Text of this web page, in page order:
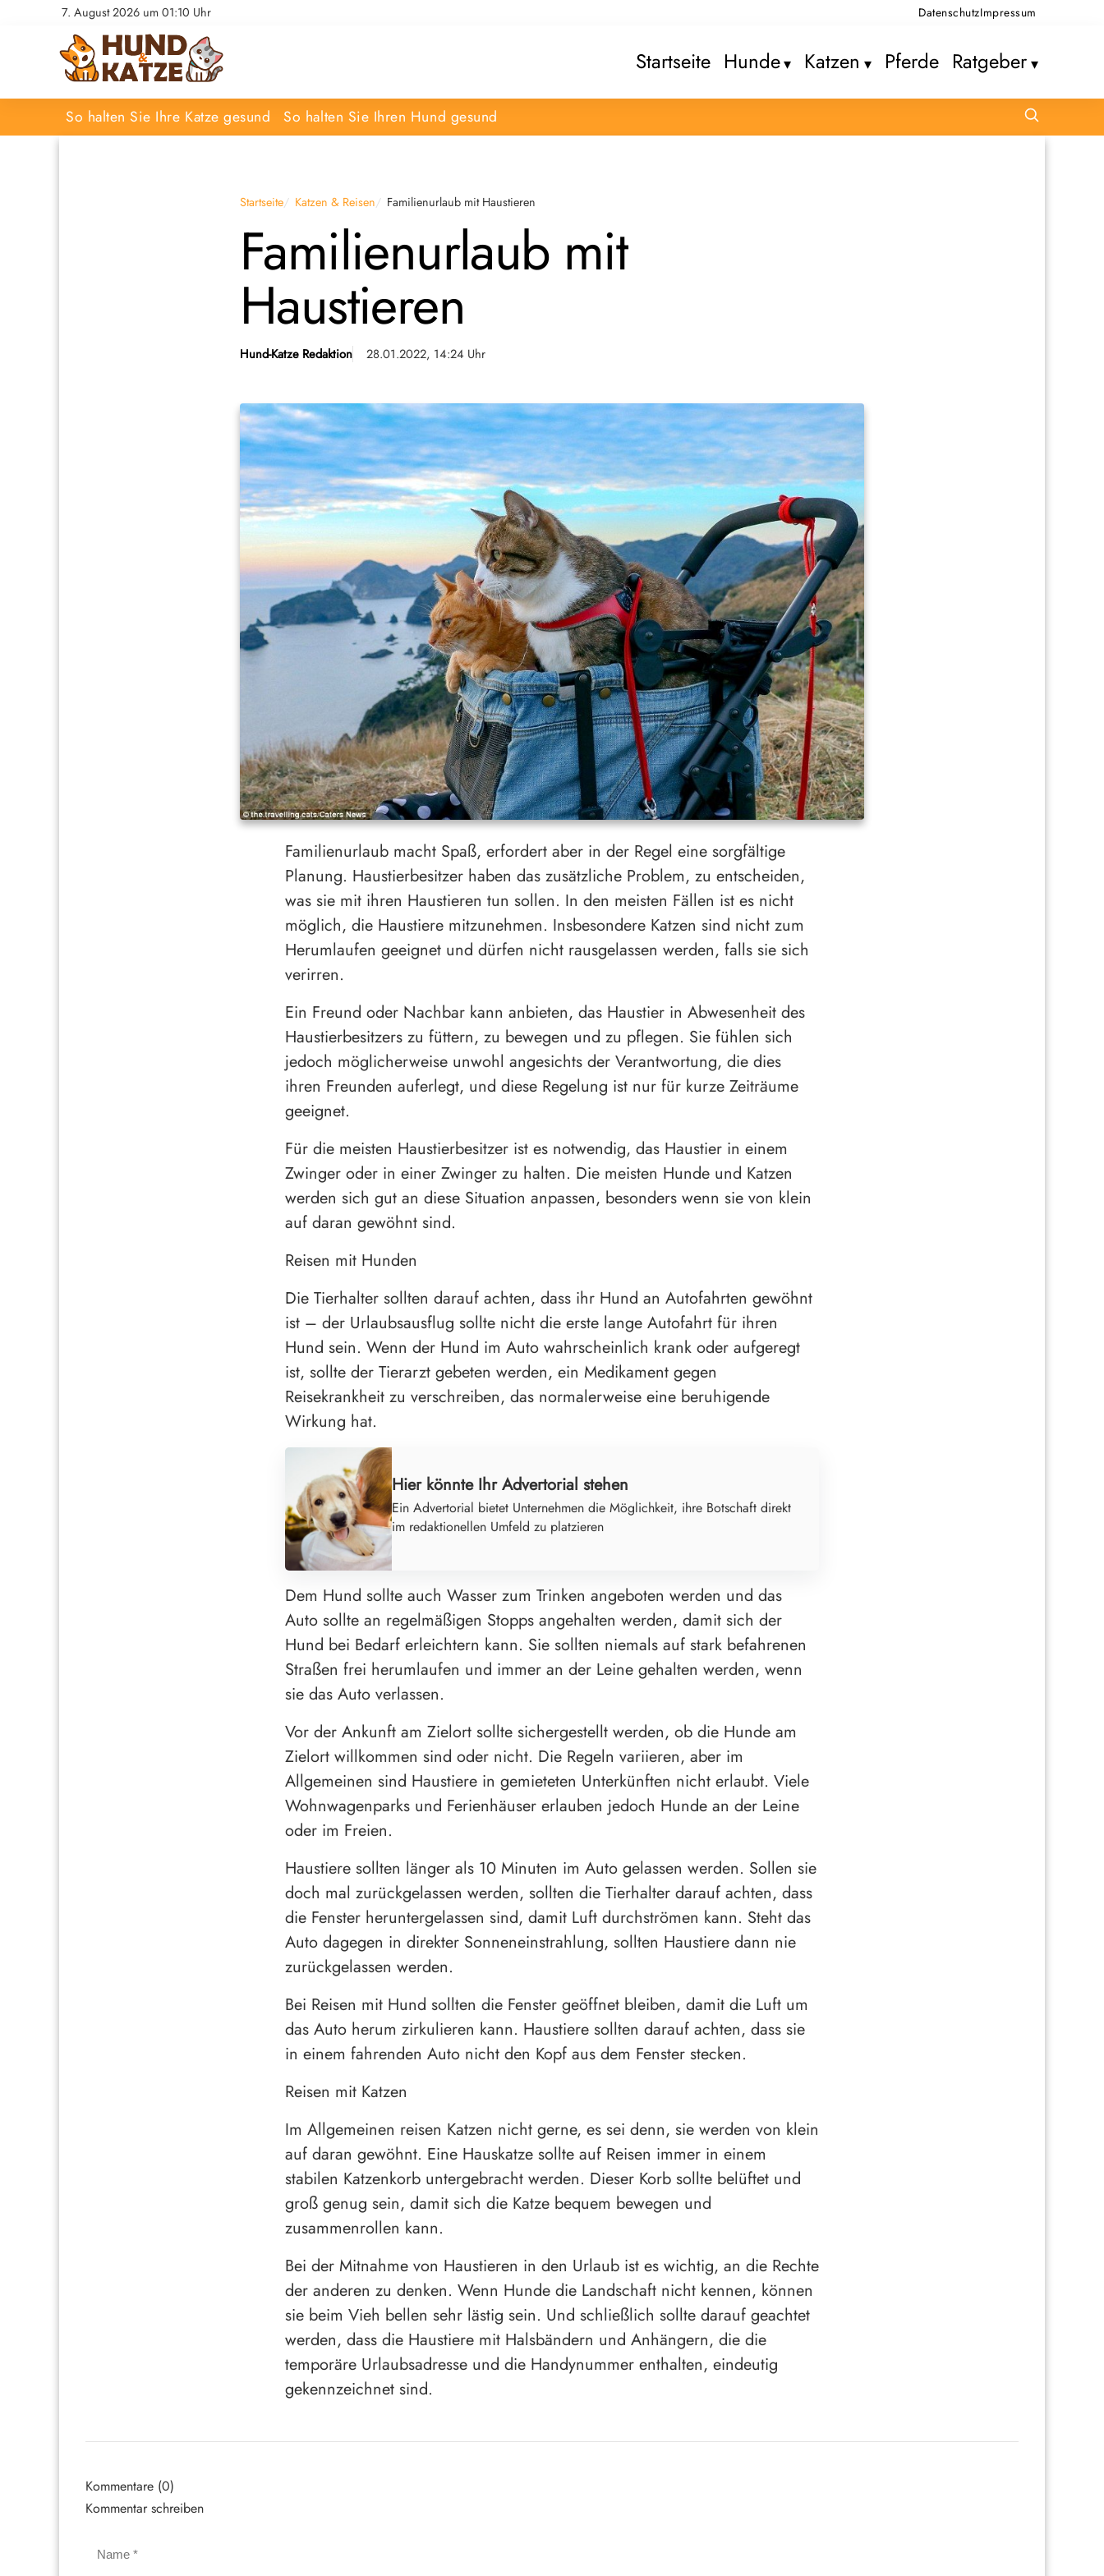
7. August 2026 um 01:10 Uhr DatenschutzImpressum
Startseite Hunde Katzen Pferde Ratgeber
So halten Sie Ihre Katze gesund So halten Sie Ihren Hund gesund
Startseite Katzen & Reisen Familienurlaub mit Haustieren
Familienurlaub mit
Haustieren
Hund-Katze Redaktion 28.01.2022, 14:24 Uhr
Familienurlaub macht Spaß, erfordert aber in der Regel eine sorgfältige
Planung. Haustierbesitzer haben das zusätzliche Problem, zu entscheiden,
was sie mit ihren Haustieren tun sollen. In den meisten Fällen ist es nicht
möglich, die Haustiere mitzunehmen. Insbesondere Katzen sind nicht zum
Herumlaufen geeignet und dürfen nicht rausgelassen werden, falls sie sich
verirren.
Ein Freund oder Nachbar kann anbieten, das Haustier in Abwesenheit des
Haustierbesitzers zu füttern, zu bewegen und zu pflegen. Sie fühlen sich
jedoch möglicherweise unwohl angesichts der Verantwortung, die dies
ihren Freunden auferlegt, und diese Regelung ist nur für kurze Zeiträume
geeignet.
Für die meisten Haustierbesitzer ist es notwendig, das Haustier in einem
Zwinger oder in einer Zwinger zu halten. Die meisten Hunde und Katzen
werden sich gut an diese Situation anpassen, besonders wenn sie von klein
auf daran gewöhnt sind.
Reisen mit Hunden
Die Tierhalter sollten darauf achten, dass ihr Hund an Autofahrten gewöhnt
ist – der Urlaubsausflug sollte nicht die erste lange Autofahrt für ihren
Hund sein. Wenn der Hund im Auto wahrscheinlich krank oder aufgeregt
ist, sollte der Tierarzt gebeten werden, ein Medikament gegen
Reisekrankheit zu verschreiben, das normalerweise eine beruhigende
Wirkung hat.
Hier könnte Ihr Advertorial stehen
Ein Advertorial bietet Unternehmen die Möglichkeit, ihre Botschaft direkt
im redaktionellen Umfeld zu platzieren
Dem Hund sollte auch Wasser zum Trinken angeboten werden und das
Auto sollte an regelmäßigen Stopps angehalten werden, damit sich der
Hund bei Bedarf erleichtern kann. Sie sollten niemals auf stark befahrenen
Straßen frei herumlaufen und immer an der Leine gehalten werden, wenn
sie das Auto verlassen.
Vor der Ankunft am Zielort sollte sichergestellt werden, ob die Hunde am
Zielort willkommen sind oder nicht. Die Regeln variieren, aber im
Allgemeinen sind Haustiere in gemieteten Unterkünften nicht erlaubt. Viele
Wohnwagenparks und Ferienhäuser erlauben jedoch Hunde an der Leine
oder im Freien.
Haustiere sollten länger als 10 Minuten im Auto gelassen werden. Sollen sie
doch mal zurückgelassen werden, sollten die Tierhalter darauf achten, dass
die Fenster heruntergelassen sind, damit Luft durchströmen kann. Steht das
Auto dagegen in direkter Sonneneinstrahlung, sollten Haustiere dann nie
zurückgelassen werden.
Bei Reisen mit Hund sollten die Fenster geöffnet bleiben, damit die Luft um
das Auto herum zirkulieren kann. Haustiere sollten darauf achten, dass sie
in einem fahrenden Auto nicht den Kopf aus dem Fenster stecken.
Reisen mit Katzen
Im Allgemeinen reisen Katzen nicht gerne, es sei denn, sie werden von klein
auf daran gewöhnt. Eine Hauskatze sollte auf Reisen immer in einem
stabilen Katzenkorb untergebracht werden. Dieser Korb sollte belüftet und
groß genug sein, damit sich die Katze bequem bewegen und
zusammenrollen kann.
Bei der Mitnahme von Haustieren in den Urlaub ist es wichtig, an die Rechte
der anderen zu denken. Wenn Hunde die Landschaft nicht kennen, können
sie beim Vieh bellen sehr lästig sein. Und schließlich sollte darauf geachtet
werden, dass die Haustiere mit Halsbändern und Anhängern, die die
temporäre Urlaubsadresse und die Handynummer enthalten, eindeutig
gekennzeichnet sind.
Kommentare (0)
Kommentar schreiben